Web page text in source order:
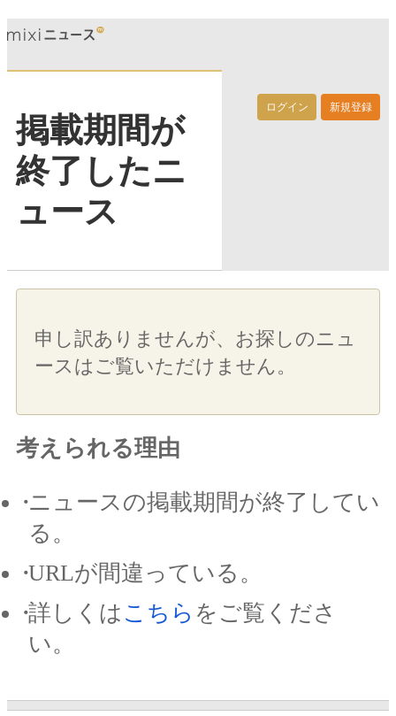
ログイン 新規登録
掲載期間が
終了したニ
ュース
申し訳ありませんが、お探しのニュ
ースはご覧いただけません。
考えられる理由
ニュースの掲載期間が終了してい
る。
URLが間違っている。
詳しくは こちら をご覧くださ
い。